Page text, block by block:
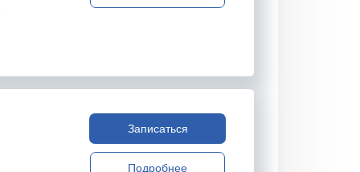
Записаться
Подробнее